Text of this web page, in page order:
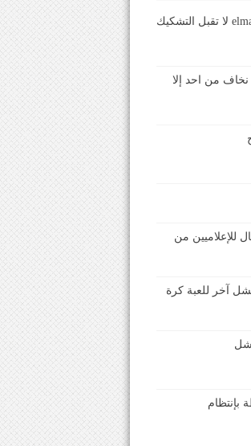
مصداقية elmaestrosport لا تقبل التشكيك
من احد إلا
للإعلاميين من
آخر للعبة كرة
بإنتظام